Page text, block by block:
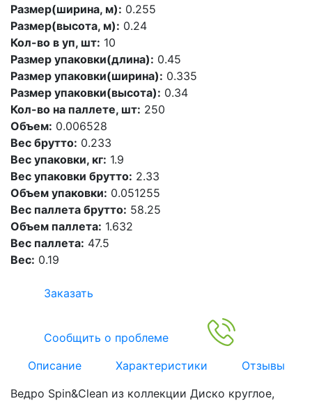
Размер(ширина, м): 0.255
Размер(высота, м): 0.24
Кол-во в уп, шт: 10
Размер упаковки(длина): 0.45
Размер упаковки(ширина): 0.335
Размер упаковки(высота): 0.34
Кол-во на паллете, шт: 250
Объем: 0.006528
Вес брутто: 0.233
Вес упаковки, кг: 1.9
Вес упаковки брутто: 2.33
Объем упаковки: 0.051255
Вес паллета брутто: 58.25
Объем паллета: 1.632
Вес паллета: 47.5
Вес: 0.19
Заказать
Сообщить о проблеме
Описание
Характеристики
Отзывы
Ведро Spin&Clean из коллекции Диско круглое,